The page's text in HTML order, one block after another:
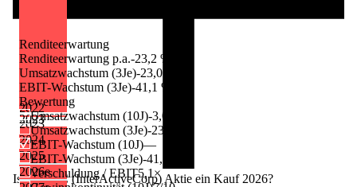
2023
2022
2023
2024
2025
2026e
Renditeerwartung
Renditeerwartung p.a.-23,2 %
Umsatzwachstum (3Je)-23,0 %
EBIT-Wachstum (3Je)-41,1 %
Bewertung
Umsatzwachstum (10J)-3,0 %
Umsatzwachstum (3Je)-23,0 %
EBIT-Wachstum (10J)—
EBIT-Wachstum (3Je)-41,1 %
Verschuldung / EBIT5,1×
Ist die IAC (InterActiveCorp) Aktie ein Kauf 2026?